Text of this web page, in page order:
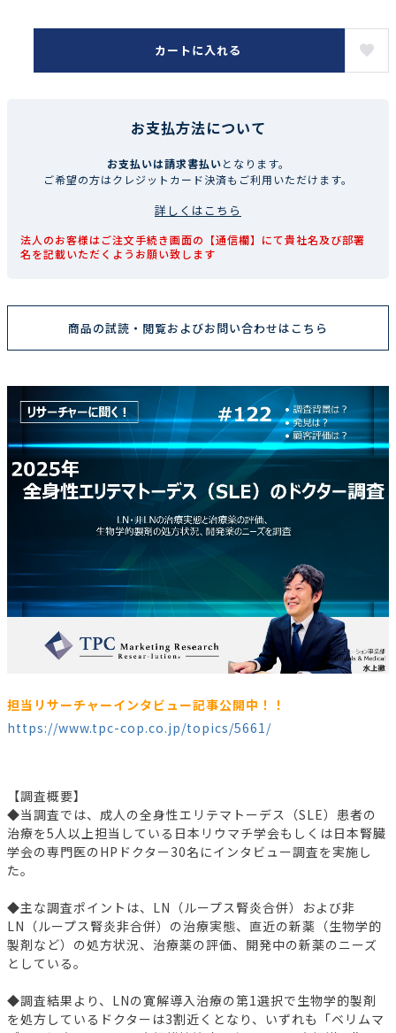
カートに入れる
お支払方法について
お支払いは請求書払いとなります。
ご希望の方はクレジットカード決済もご利用いただけます。
詳しくはこちら
法人のお客様はご注文手続き画面の【通信欄】にて貴社名及び部署
名を記載いただくようお願い致します
商品の試読・閲覧およびお問い合わせはこちら
担当リサーチャーインタビュー記事公開中！！
https://www.tpc-cop.co.jp/topics/5661/
【調査概要】
◆当調査では、成人の全身性エリテマトーデス（SLE）患者の
治療を5人以上担当している日本リウマチ学会もしくは日本腎臓
学会の専門医のHPドクター30名にインタビュー調査を実施し
た。
◆主な調査ポイントは、LN（ループス腎炎合併）および非
LN（ループス腎炎非合併）の治療実態、直近の新薬（生物学的
製剤など）の処方状況、治療薬の評価、開発中の新薬のニーズ
としている。
◆調査結果より、LNの寛解導入治療の第1選択で生物学的製剤
を処方しているドクターは3割近くとなり、いずれも「ベリムマ